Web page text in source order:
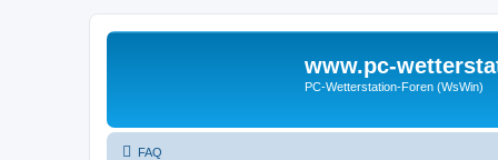
www.pc-
PC-Wetterstation-Foren (WsWin)
FAQ